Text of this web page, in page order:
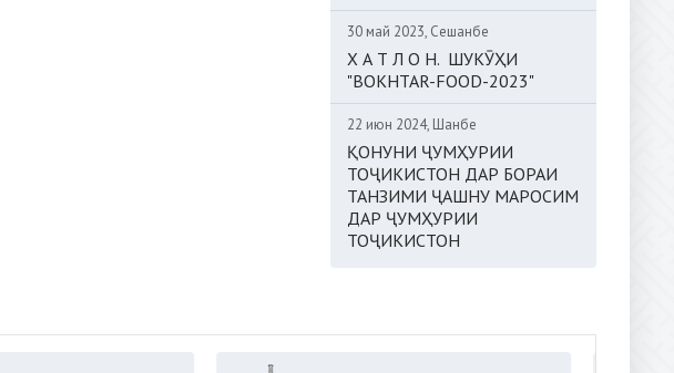
30 май 2023, Сешанбе
Х А Т Л О Н. ШУКӮҲИ
"BOKHTAR-FOOD-2023"
22 июн 2024, Шанбе
ҚОНУНИ ҶУМҲУРИИ
ТОҶИКИСТОН ДАР БОРАИ
ТАНЗИМИ ҶАШНУ МАРОСИМ
ДАР ҶУМҲУРИИ
ТОҶИКИСТОН